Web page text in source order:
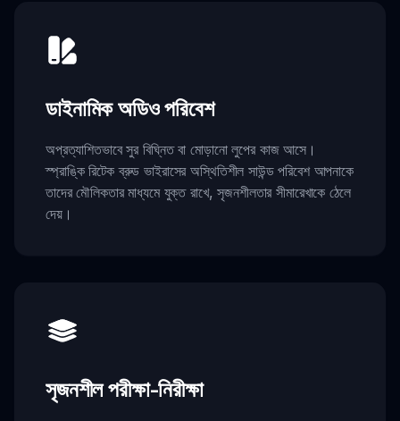
ডাইনামিক অডিও পরিবেশ
অপ্রত্যাশিতভাবে সুর বিঘ্নিত বা মোড়ানো লুপের কাজ আসে।
স্প্রাঙ্কি রিটেক ব্রুড ভাইরাসের অস্থিতিশীল সাউন্ড পরিবেশ আপনাকে
তাদের মৌলিকতার মাধ্যমে যুক্ত রাখে, সৃজনশীলতার সীমারেখাকে ঠেলে
দেয়।
সৃজনশীল পরীক্ষা-নিরীক্ষা